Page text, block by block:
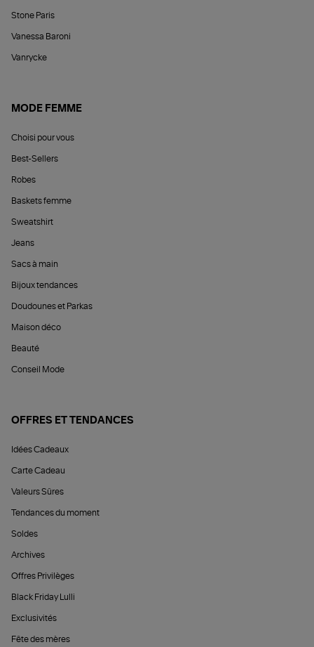
Stone Paris
Vanessa Baroni
Vanrycke
MODE FEMME
Choisi pour vous
Best-Sellers
Robes
Baskets femme
Sweatshirt
Jeans
Sacs à main
Bijoux tendances
Doudounes et Parkas
Maison déco
Beauté
Conseil Mode
OFFRES ET TENDANCES
Idées Cadeaux
Carte Cadeau
Valeurs Sûres
Tendances du moment
Soldes
Archives
Offres Privilèges
Black Friday Lulli
Exclusivités
Fête des mères